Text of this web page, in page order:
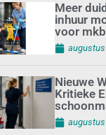
Meer
inhuur
voor
augustus
Nieuwe
Kritieke
augustus